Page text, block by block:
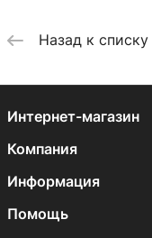
Назад к списку
Интернет-магазин
Компания
Информация
Помощь